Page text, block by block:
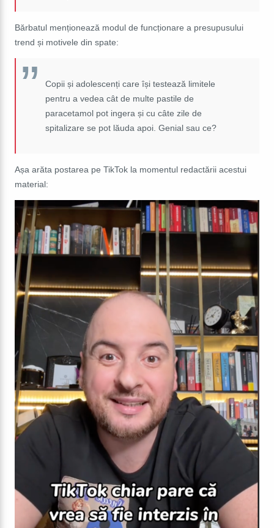
Bărbatul menționează modul de funcționare a presupusului
trend și motivele din spate:
Copii și adolescenți care își testează limitele
pentru a vedea cât de multe pastile de
paracetamol pot ingera și cu câte zile de
spitalizare se pot lăuda apoi. Genial sau ce?
Așa arăta postarea pe TikTok la momentul redactării acestui
material: